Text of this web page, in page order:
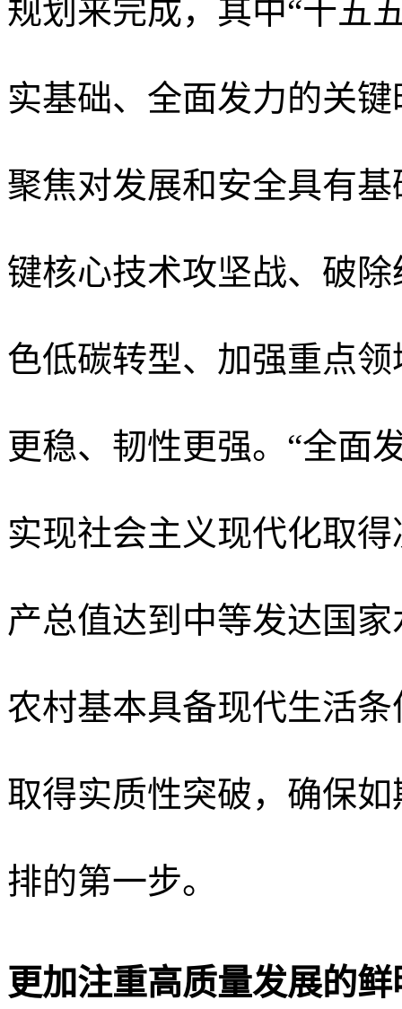
规划来完成，其中“十五
实基础、全面发力的关
聚焦对发展和安全具有
键核心技术攻坚战、破
色低碳转型、加强重点
更稳、韧性更强。“全面
实现社会主义现代化取
产总值达到中等发达国
农村基本具备现代生活
取得实质性突破，确保
排的第一步。
更加注重高质量发展的